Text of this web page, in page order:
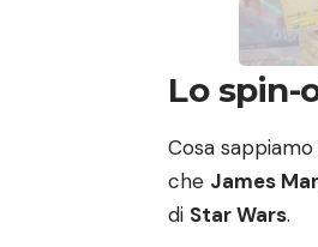
Lo spin-
Cosa
che James
di Star Wars.